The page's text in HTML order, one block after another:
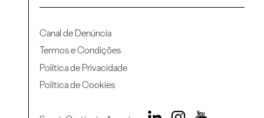
Canal de Denúncia
Termos e Condições
Política de Privacidade
Política de Cookies